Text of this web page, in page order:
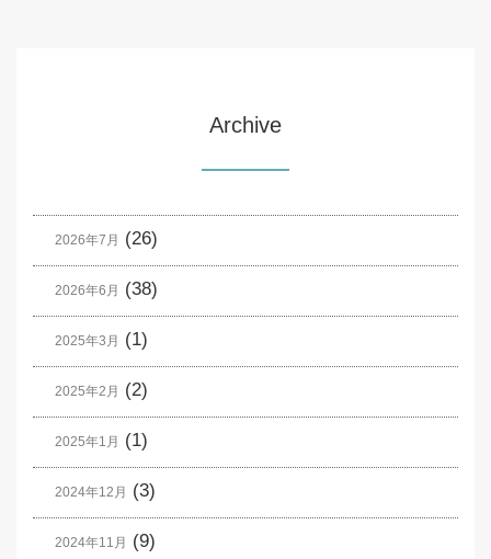
Archive
2026年7月 (26)
2026年6月 (38)
2025年3月 (1)
2025年2月 (2)
2025年1月 (1)
2024年12月 (3)
2024年11月 (9)